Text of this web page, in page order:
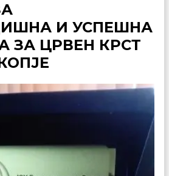
И УСПЕШНА
ЗА ЦРВЕН КРСТ